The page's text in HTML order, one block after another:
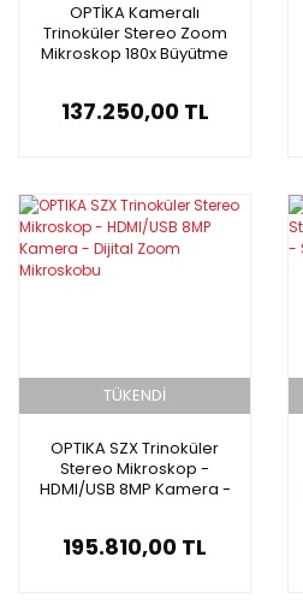
OPTİKA Kameralı
Trinoküler Stereo Zoom
Mikroskop 180x Büyütme
137.250,00 TL
TÜKENDİ
OPTIKA SZX Trinoküler
Stereo Mikroskop -
HDMI/USB 8MP Kamera -
195.810,00 TL